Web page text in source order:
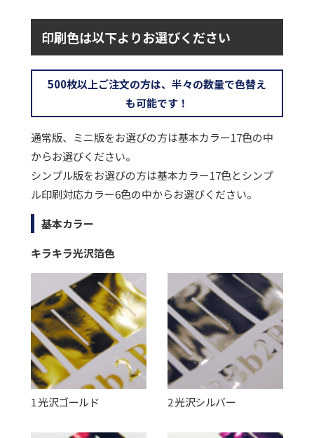
印刷色は以下よりお選びください
500枚以上ご注文の方は、半々の数量で色替え
も可能です！
通常版、ミニ版をお選びの方は基本カラー17色の中
からお選びください。
シンプル版をお選びの方は基本カラー17色とシンプ
ル印刷対応カラー6色の中からお選びください。
基本カラー
キラキラ光沢箔色
1 光沢ゴールド 2 光沢シルバー